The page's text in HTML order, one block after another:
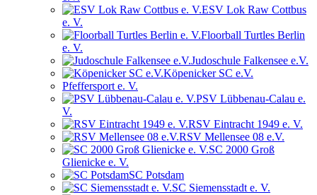
ESV Lok Raw Cottbus
e. V.
Floorball Turtles Berlin
e. V.
Judoschule Falkensee e.V.
Köpenicker SC e.V.
Pfeffersport e. V.
PSV Lübbenau-Calau e.
V.
RSV Eintracht 1949 e. V.
RSV Mellensee 08 e.V.
SC 2000 Groß
Glienicke e. V.
SC Potsdam
SC Siemensstadt e. V.